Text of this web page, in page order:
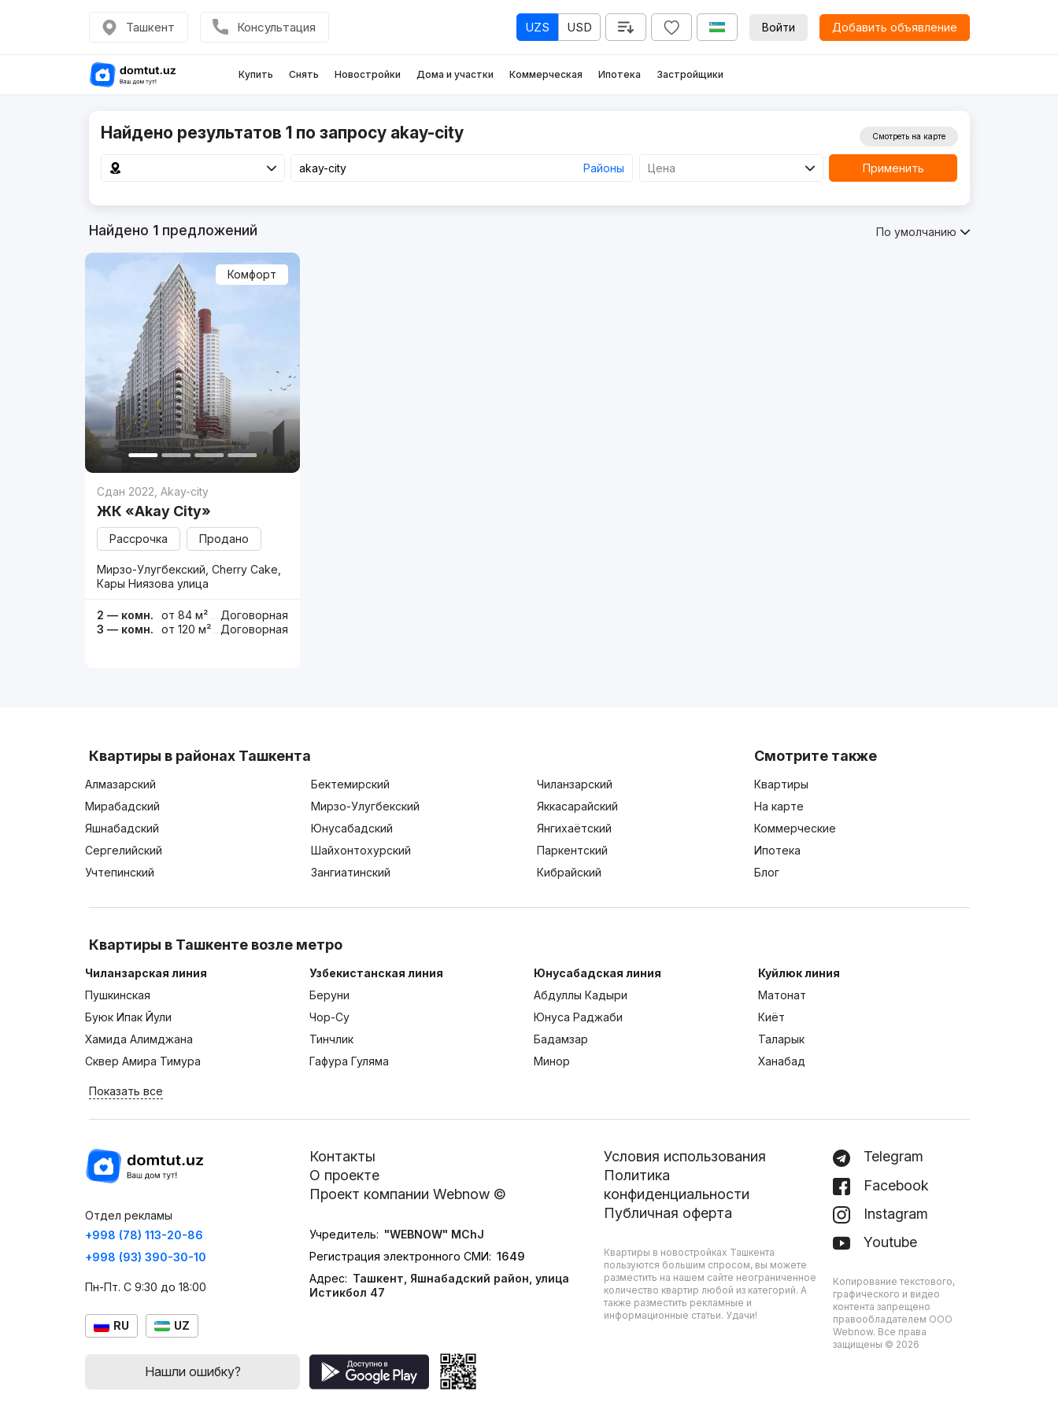
Ташкент Консультация UZS USD Войти Добавить объявление
Купить Снять Новостройки Дома и участки Коммерческая Ипотека Застройщики
Найдено результатов 1 по запросу akay-city
Районы Цена
Смотреть на карте
Применить
Найдено 1предложений По умолчанию
Комфорт
Сдан 2022 ,Akay-city
ЖК «Akay City»
Рассрочка Продано
Мирзо-Улугбекский, Cherry Cake,
Кары Ниязова улица
2 — комн. от 84 м²
Договорная
3 — комн.
от 120 м² Договорная
Квартиры в районах Ташкента
Алмазарский Бектемирский
Чиланзарский
Мирабадский
Мирзо-Улугбекский
Яккасарайский
Яшнабадский
Юнусабадский
Янгихаётский
Сергелийский
Шайхонтохурский
Паркентский
Учтепинский
Зангиатинский Кибрайский
Смотрите также
Квартиры
На карте
Коммерческие
Ипотека
Блог
Квартиры в Ташкенте возле метро
Чиланзарская линия
Пушкинская
Буюк Ипак Йули
Хамида Алимджана
Сквер Амира Тимура
Узбекистанская линия
Беруни
Чор-Су
Тинчлик
Гафура Гуляма
Юнусабадская линия
Абдуллы Кадыри
Юнуса Раджаби
Бадамзар
Минор
Куйлюк линия
Матонат
Киёт
Таларык
Ханабад
Показать все
Отдел рекламы
+998 (78) 113-20-86
+998 (93) 390-30-10
Пн-Пт. С 9:30 до 18:00
RU UZ
Контакты
О проекте
Проект компании Webnow ©
Учредитель: "WEBNOW" MChJ
Регистрация электронного СМИ: 1649
Адрес: Ташкент, Яшнабадский район, улица
Истикбол 47
Условия использования
Политика
конфиденциальности
Публичная оферта
Квартиры в новостройках Ташкента
пользуются большим спросом, вы можете
разместить на нашем сайте неограниченное
количество квартир любой из категорий. А
также разместить рекламные и
информационные статьи. Удачи!
Telegram
Facebook
Instagram
Youtube
Копирование текстового,
графического и видео
контента запрещено
правообладателем ООО
Webnow. Все права
защищены © 2026
Нашли ошибку?